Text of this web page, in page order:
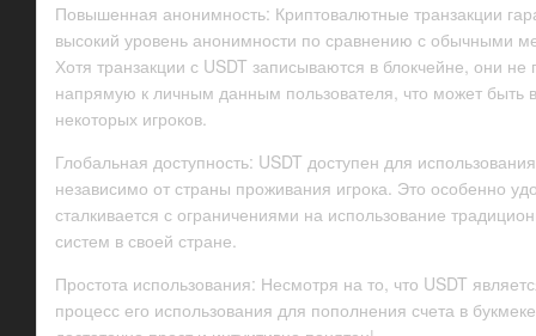
Повышенная анонимность: Криптовалютные транзакции
высокий уровень анонимности по сравнению с обычными
Хотя транзакции с USDT записываются в блокчейне, они не
напрямую к личным данным пользователя, что может быть
некоторых игроков.
Глобальная доступность: USDT доступен для
независимо от страны проживания игрока. Это особенно
сталкивается с ограничениями на использование
систем в своей стране.
Простота использования: Несмотря на то, что USDT
процесс его использования для пополнения счета в